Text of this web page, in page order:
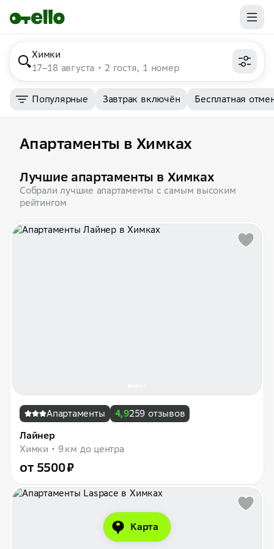
Химки
17–18 августа
2 гостя, 1 номер
Популярные Завтрак включён Бесплатная
Апартаменты в Химках
Лучшие апартаменты в Химках
Собрали лучшие апартаменты с самым высоким
рейтингом
Апартаменты 4,9259 отзывов
Лайнер
Химки
9 км до центра
от 5500 ₽
Карта